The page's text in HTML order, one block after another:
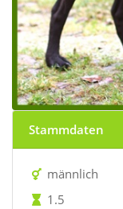
Stammdaten
männlich
1.5